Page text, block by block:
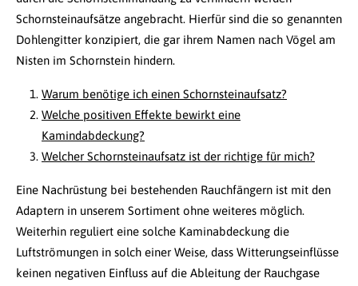
Schornsteinaufsätze angebracht. Hierfür sind die so genannten
Dohlengitter konzipiert, die gar ihrem Namen nach Vögel am
Nisten im Schornstein hindern.
Warum benötige ich einen Schornsteinaufsatz?
Welche positiven Effekte bewirkt eine
Kamindabdeckung?
Welcher Schornsteinaufsatz ist der richtige für mich?
Eine Nachrüstung bei bestehenden Rauchfängern ist mit den
Adaptern in unserem Sortiment ohne weiteres möglich.
Weiterhin reguliert eine solche Kaminabdeckung die
Luftströmungen in solch einer Weise, dass Witterungseinflüsse
keinen negativen Einfluss auf die Ableitung der Rauchgase